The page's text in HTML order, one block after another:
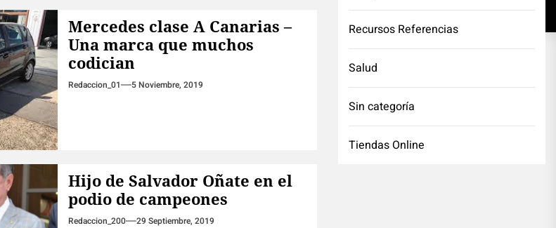
Mercedes clase A Canarias –
Una marca que muchos
codician
Redaccion_01 5 Noviembre, 2019
Hijo de Salvador Oñate en el
podio de campeones
Redaccion_200 29 Septiembre, 2019
Recursos Referencias
Salud
Sin categoría
Tiendas Online